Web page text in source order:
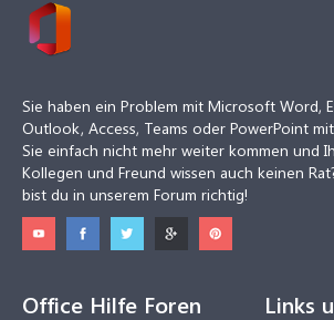
Sie haben ein Problem mit Microsoft Word,
Outlook, Access, Teams oder PowerPoint
Sie einfach nicht mehr weiter kommen und
Kollegen und Freund wissen auch keinen
bist du in unserem Forum richtig!
Office Hilfe Foren Links